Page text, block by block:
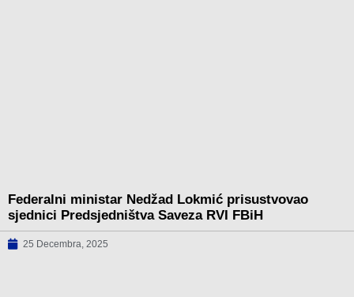
Federalni ministar Nedžad Lokmić prisustvovao
sjednici Predsjedništva Saveza RVI FBiH
25 Decembra, 2025